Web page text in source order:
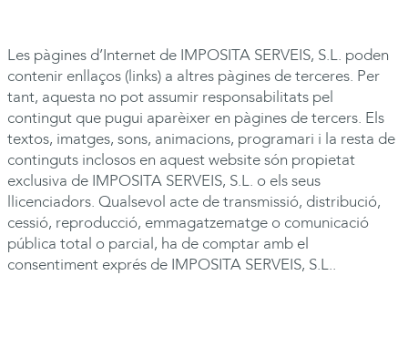
Les pàgines d’Internet de IMPOSITA SERVEIS, S.L. poden
contenir enllaços (links) a altres pàgines de terceres. Per
tant, aquesta no pot assumir responsabilitats pel
contingut que pugui aparèixer en pàgines de tercers. Els
textos, imatges, sons, animacions, programari i la resta de
continguts inclosos en aquest website són propietat
exclusiva de IMPOSITA SERVEIS, S.L. o els seus
llicenciadors. Qualsevol acte de transmissió, distribució,
cessió, reproducció, emmagatzematge o comunicació
pública total o parcial, ha de comptar amb el
consentiment exprés de IMPOSITA SERVEIS, S.L..